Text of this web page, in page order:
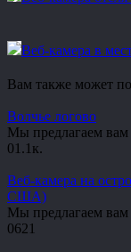
Веб-камера в
Вам также может
Волчье логово
Мы предлагаем вам
01.1к.
Веб-камера на
США)
Мы предлагаем вам
0621